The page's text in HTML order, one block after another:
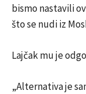
bismo nastavili
što se nudi iz
Lajčak mu je
„Alternativa je